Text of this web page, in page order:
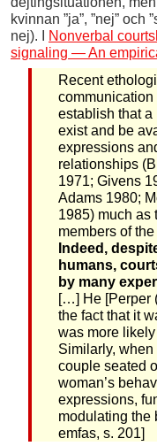
kvinnan ”ja”, ”nej” och
nej). I
Nonverbal
signaling — An
Recent
establish that
exist and be
expressions
relationships
1971; Givens
Adams 1980;
1985) much as
members of
Indeed,
humans,
by many
[…] He [Perper
the fact that it
was more
Similarly,
couple seated
woman’s
expressions,
modulating the
emfas, s. 201]